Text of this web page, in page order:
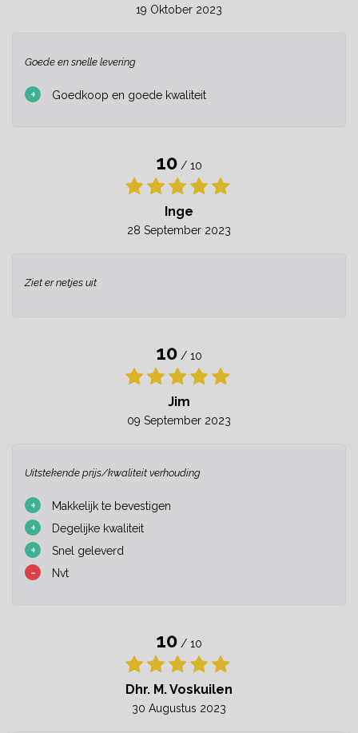
19 Oktober 2023
Goede en snelle levering
+ Goedkoop en goede kwaliteit
10 / 10
Inge
28 September 2023
Ziet er netjes uit
10 / 10
Jim
09 September 2023
Uitstekende prijs/kwaliteit verhouding
+ Makkelijk te bevestigen
+ Degelijke kwaliteit
+ Snel geleverd
- Nvt
10 / 10
Dhr. M. Voskuilen
30 Augustus 2023